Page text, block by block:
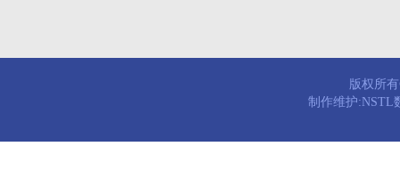
版权所
制作维护:NSTL